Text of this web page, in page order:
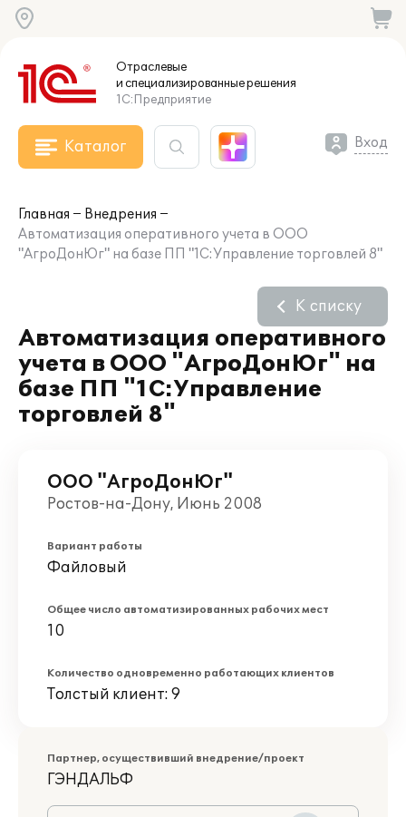
Отраслевые
и специализированныерешения
1С:Предприятие
Каталог Вход
Главная
Внедрения
Автоматизация оперативного учета в ООО
"АгроДонЮг" на базе ПП "1С:Управление торговлей 8"
Автоматизация оперативного
учета в ООО "АгроДонЮг" на
базе ПП "1С:Управление
торговлей 8"
К списку
ООО "АгроДонЮг"
Ростов-на-Дону, Июнь 2008
Вариант работы
Файловый
Общее число автоматизированных рабочих мест
10
Количество одновременно работающих клиентов
Толстый клиент: 9
Партнер, осуществивший внедрение/проект
ГЭНДАЛЬФ